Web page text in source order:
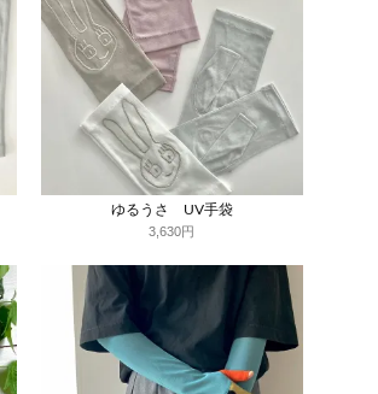
ゆるうさ UV手袋
3,630円